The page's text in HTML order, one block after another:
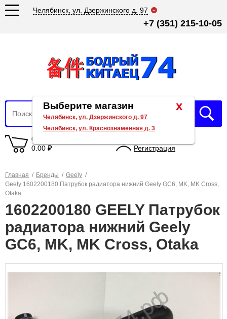
Челябинск, ул. Дзержинского д. 97
+7 (351) 215-10-05
0 товаров
0.00 ₽
Регистрация
Главная / Бренды / Geely /
Geely 1602200180 Патрубок радиатора нижний Geely GC6, MK, MK Cross,
Otaka
1602200180 GEELY Патрубок
радиатора нижний Geely
GC6, MK, MK Cross, Otaka
x
Выберите магазин
Челябинск, ул. Дзержинского д. 97
Челябинск, ул. Краснознаменная д. 3